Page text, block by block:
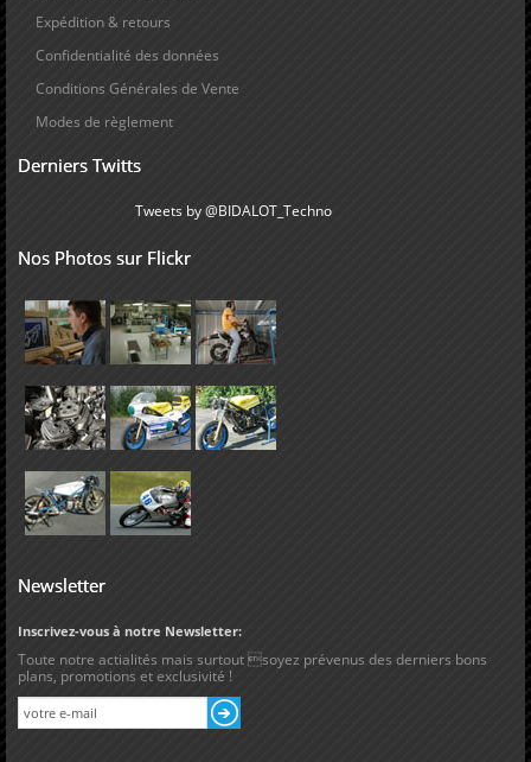
Expédition & retours
Confidentialité des données
Conditions Générales de Vente
Modes de règlement
Derniers Twitts
Tweets by @BIDALOT_Techno
Nos Photos sur Flickr
Newsletter
Inscrivez-vous à notre Newsletter:
Toute notre actialités mais surtout soyez prévenus des derniers bons
plans, promotions et exclusivité !